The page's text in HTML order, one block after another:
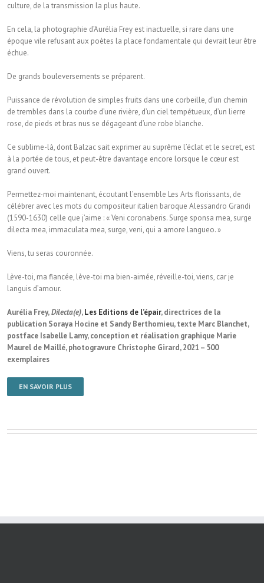
culture, de la transmission la plus haute.
En cela, la photographie d’Aurélia Frey est inactuelle, si rare dans une
époque vile refusant aux poètes la place fondamentale qui devrait leur être
échue.
De grands bouleversements se préparent.
Puissance de révolution de simples fruits dans une corbeille, d’un chemin
de trembles dans la courbe d’une rivière, d’un ciel tempétueux, d’un lierre
rose, de pieds et bras nus se dégageant d’une robe blanche.
Ce sublime-là, dont Balzac sait exprimer au suprême l’éclat et le secret, est
à la portée de tous, et peut-être davantage encore lorsque le cœur est
grand ouvert.
Permettez-moi maintenant, écoutant l’ensemble Les Arts florissants, de
célébrer avec les mots du compositeur italien baroque Alessandro Grandi
(1590-1630) celle que j’aime : « Veni coronaberis. Surge sponsa mea, surge
dilecta mea, immaculata mea, surge, veni, qui a amore langueo. »
Viens, tu seras couronnée.
Lève-toi, ma fiancée, lève-toi ma bien-aimée, réveille-toi, viens, car je
languis d’amour.
Aurélia Frey,Dilecta(e),Les Editions de l’épair, directrices de la
publication Soraya Hocine et Sandy Berthomieu, texte Marc Blanchet,
postface Isabelle Lamy, conception et réalisation graphique Marie
Maurel de Maillé, photogravure Christophe Girard, 2021 – 500
exemplaires
EN SAVOIR PLUS